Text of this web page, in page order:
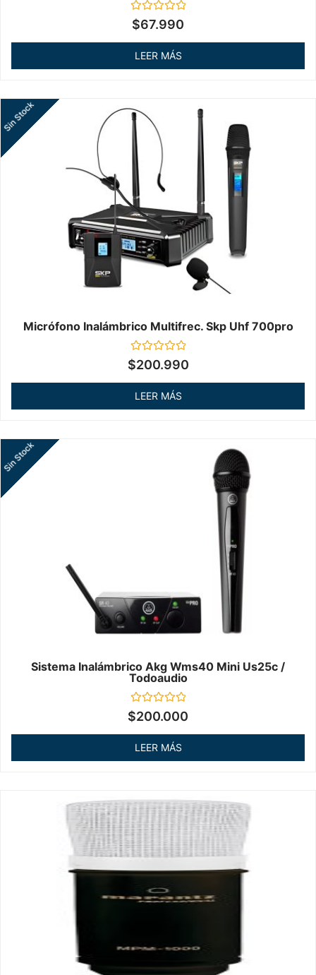
Valorado
en
de
$67.990
LEER MÁS
Micrófono Inalámbrico Multifrec. Skp Uhf 700pro
Valorado
en
de
Sin Stock
$200.990
LEER MÁS
Sistema Inalámbrico Akg Wms40 Mini Us25c /
Todoaudio
Valorado
en
de
Sin Stock
$200.000
LEER MÁS